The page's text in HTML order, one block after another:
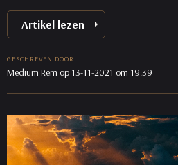
Artikel lezen
GESCHREVEN DOOR:
Medium Rem op 13-11-2021 om 19:39